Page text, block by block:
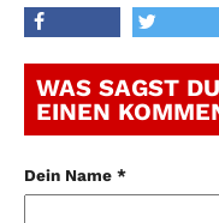
WAS SAGST
EINEN
Dein Name *